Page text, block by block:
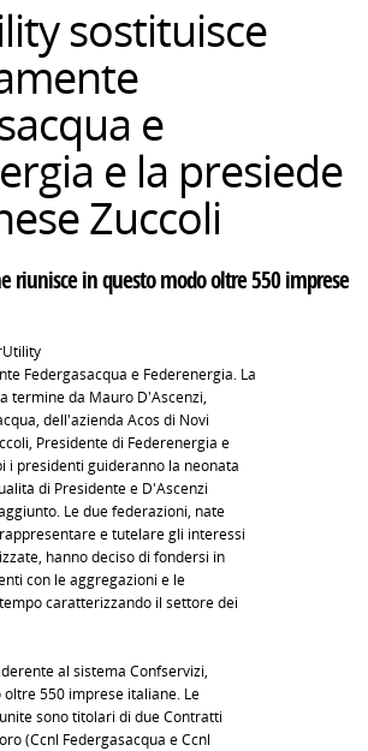
sostituisce
e
e la presiede
Zuccoli
riunisce in questo modo oltre 550 imprese
Federgasacqua e Federenergia. La
termine da Mauro D'Ascenzi,
dell'azienda Acos di Novi
Presidente di Federenergia e
i presidenti guideranno la neonata
di Presidente e D'Ascenzi
Le due federazioni, nate
e tutelare gli interessi
hanno deciso di fondersi in
con le aggregazioni e le
caratterizzando il settore dei
al sistema Confservizi,
550 imprese italiane. Le
sono titolari di due Contratti
(Ccnl Federgasacqua e Ccnl